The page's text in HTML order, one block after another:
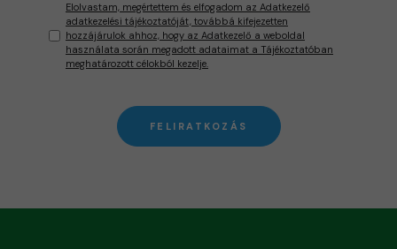
Elolvastam, megértettem és elfogadom az Adatkezelő
adatkezelési tájékoztatóját, továbbá kifejezetten
hozzájárulok ahhoz, hogy az Adatkezelő a weboldal
használata során megadott adataimat a Tájékoztatóban
meghatározott célokból kezelje.
FELIRATKOZÁS